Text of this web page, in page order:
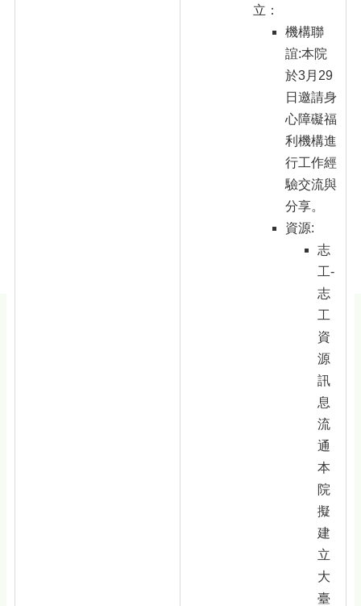
立：
機構聯
誼:本院
於3月29
日邀請身
心障礙福
利機構進
行工作經
驗交流與
分享。
資源:
志
工-
志
工
資
源
訊
息
流
通
本
院
擬
建
立
大
臺